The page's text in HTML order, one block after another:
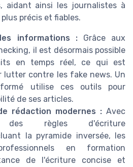
aidant ainsi les journalistes à
précis et fiables.
informations :Grâce aux
il est désormais possible
en temps réel, ce qui est
lutter contre les fake news. Un
utilise ces outils pour
de ses articles.
rédaction modernes : Avec
des règles d'écriture
la pyramide inversée, les
en formation
de l'écriture concise et